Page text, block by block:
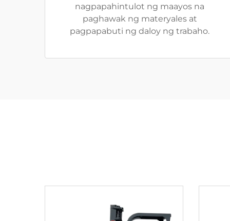
nagpapahintulot ng maayos na
paghawak ng materyales at
pagpapabuti ng daloy ng trabaho.